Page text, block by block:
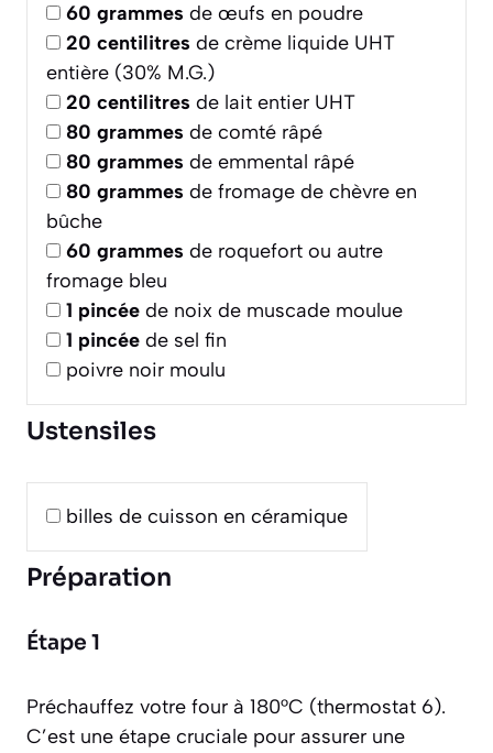
60 grammes de œufs en poudre
20 centilitres de crème liquide UHT
entière (30% M.G.)
20 centilitres de lait entier UHT
80 grammes de comté râpé
80 grammes de emmental râpé
80 grammes de fromage de chèvre en
bûche
60 grammes de roquefort ou autre
fromage bleu
1 pincée de noix de muscade moulue
1 pincée de sel fin
poivre noir moulu
Ustensiles
billes de cuisson en céramique
Préparation
Étape 1
Préchauffez votre four à 180°C (thermostat 6).
C’est une étape cruciale pour assurer une